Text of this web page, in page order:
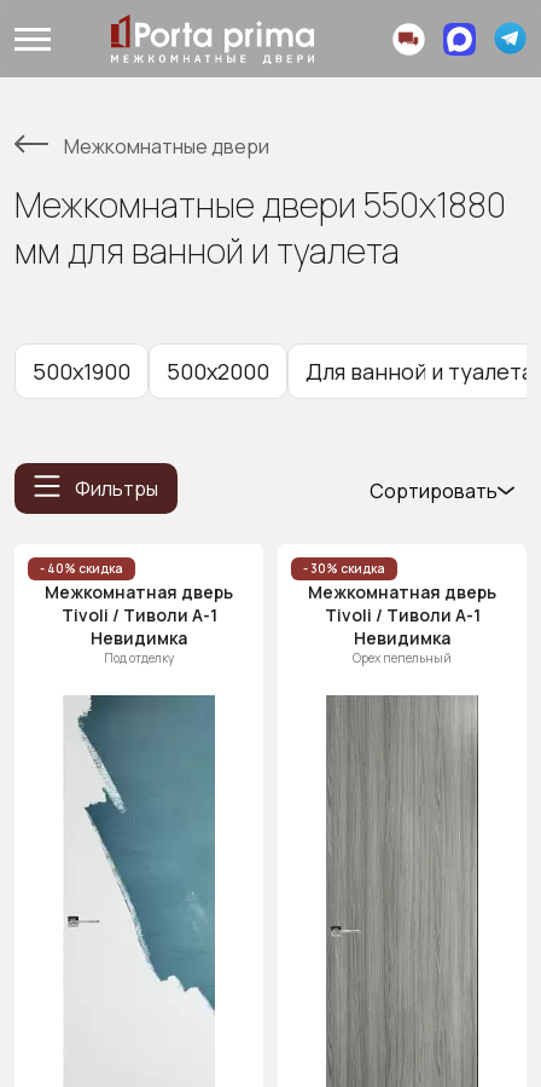
Межкомнатные двери
Межкомнатные двери 550х1880
мм для ванной и туалета
500x1900 500x2000 Для ванной и
Фильтры
Сортировать
Цена
(возр.)
Цена (убыв.)
Cначала
новинки
Cначала
скидки
- 40% скидка
Межкомнатная дверь
Tivoli / Тиволи А-1
Невидимка
Под отделку
- 30% скидка
Межкомнатная дверь
Tivoli / Тиволи А-1
Невидимка
Орех пепельный